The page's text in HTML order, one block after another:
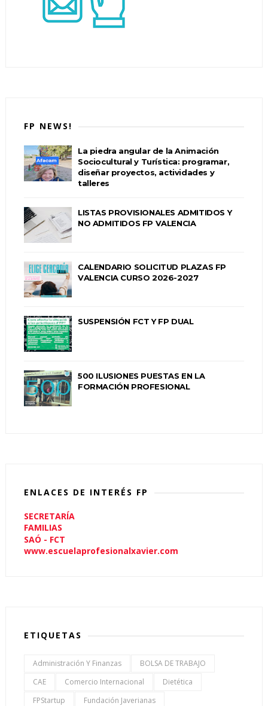
FP NEWS!
La piedra angular de la Animación
Sociocultural y Turística: programar,
diseñar proyectos, actividades y
talleres
LISTAS PROVISIONALES ADMITIDOS Y
NO ADMITIDOS FP VALENCIA
CALENDARIO SOLICITUD PLAZAS FP
VALENCIA CURSO 2026-2027
SUSPENSIÓN FCT Y FP DUAL
500 ILUSIONES PUESTAS EN LA
FORMACIÓN PROFESIONAL
ENLACES DE INTERÉS FP
SECRETARÍA
FAMILIAS
SAÓ - FCT
www.escuelaprofesionalxavier.com
ETIQUETAS
Administración Y Finanzas
BOLSA DE TRABAJO
CAE
Comercio Internacional
Dietética
FPStartup
Fundación Javerianas